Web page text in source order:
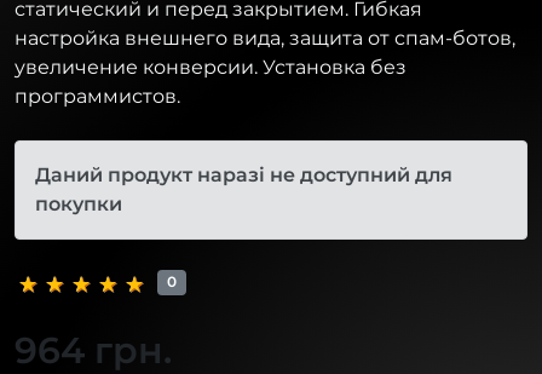
статический и перед закрытием. Гибкая
настройка внешнего вида, защита от спам-ботов,
увеличение конверсии. Установка без
программистов.
Даний продукт наразі не доступний для
покупки
0
964 грн.